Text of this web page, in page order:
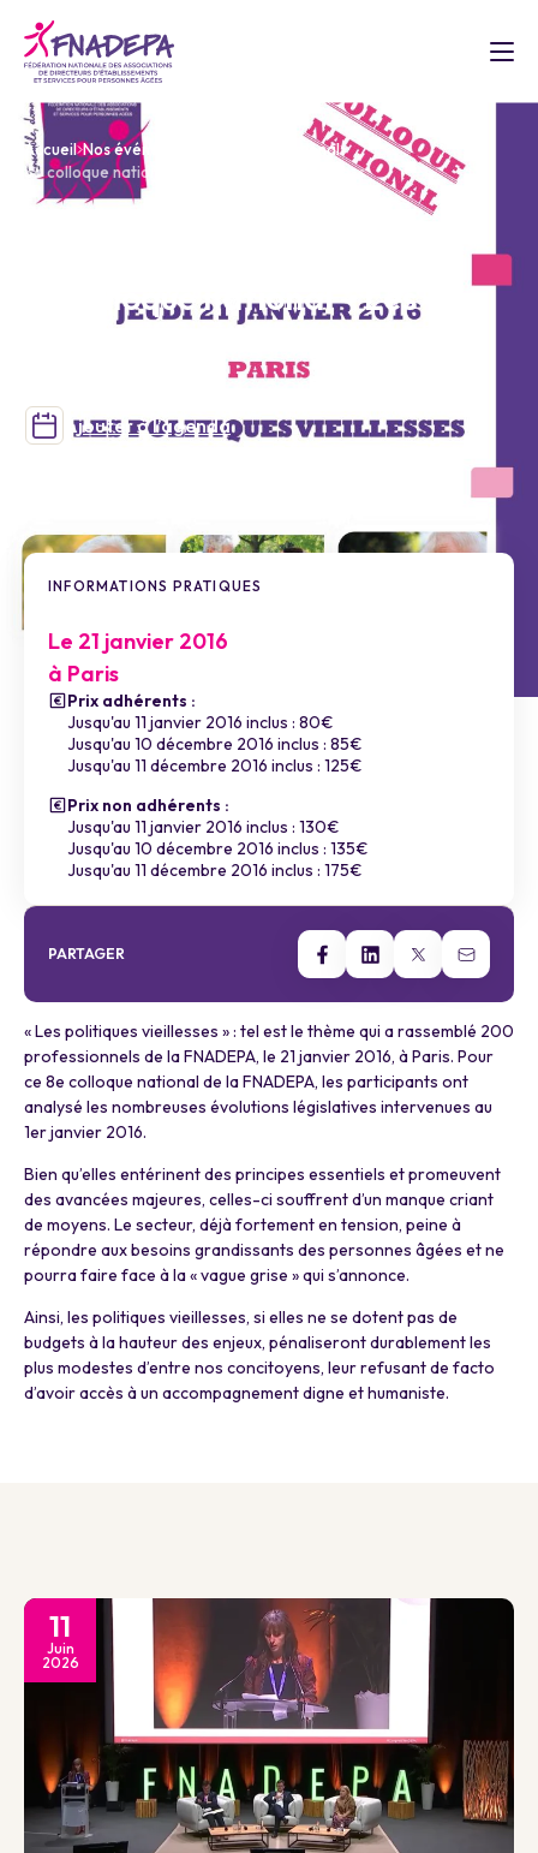
Accueil Nos événements
Colloque National
8e colloque national – Les politiques vieillesses
8e colloque national – Les
politiques vieillesses
Ajouter à l’agenda
« Les politiques vieillesses » : tel est le thème qui a rassemblé 200
professionnels de la FNADEPA, le 21 janvier 2016, à Paris. Pour
ce 8e colloque national de la FNADEPA, les participants ont
analysé les nombreuses évolutions législatives intervenues au
1er janvier 2016.
Bien qu’elles entérinent des principes essentiels et promeuvent
des avancées majeures, celles-ci souffrent d’un manque criant
de moyens. Le secteur, déjà fortement en tension, peine à
répondre aux besoins grandissants des personnes âgées et ne
pourra faire face à la « vague grise » qui s’annonce.
Ainsi, les politiques vieillesses, si elles ne se dotent pas de
budgets à la hauteur des enjeux, pénaliseront durablement les
plus modestes d’entre nos concitoyens, leur refusant de facto
d’avoir accès à un accompagnement digne et humaniste.
INFORMATIONS PRATIQUES
Le 21 janvier 2016
à Paris
Prix adhérents :
Jusqu'au 11 janvier 2016 inclus : 80€
Jusqu'au 10 décembre 2016 inclus : 85€
Jusqu'au 11 décembre 2016 inclus : 125€
Prix non adhérents :
Jusqu'au 11 janvier 2016 inclus : 130€
Jusqu'au 10 décembre 2016 inclus : 135€
Jusqu'au 11 décembre 2016 inclus : 175€
PARTAGER
11
Juin
2026